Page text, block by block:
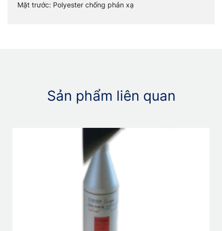
Mặt trước: Polyester chống phản xạ
Sản phẩm liên quan